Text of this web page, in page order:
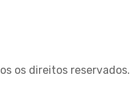
os direitos reservados.